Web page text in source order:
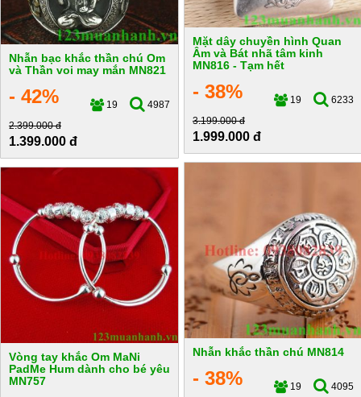
Mặt dây chuyền hình Quan
Âm và Bát nhã tâm kinh
MN816 - Tạm hết
- 38% 19
6233
3.199.000 đ
1.999.000 đ
Nhẫn bạc khắc thần chú Om
và Thần voi may mắn MN821
- 42% 19
4987
2.399.000 đ
1.399.000 đ
Nhẫn khắc thần chú MN814
- 38% 19
4095
Vòng tay khắc Om MaNi
PadMe Hum dành cho bé yêu
MN757